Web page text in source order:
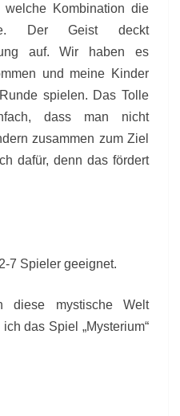
Kombination die
Der Geist deckt
auf. Wir haben es
und meine Kinder
spielen. Das Tolle
dass man nicht
zusammen zum Ziel
dafür, denn das fördert
7 Spieler geeignet.
mystische Welt
das Spiel „Mysterium“